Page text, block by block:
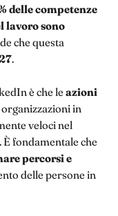
delle competenze
lavoro sono
che questa
.
è che le azioni
in
veloci nel
fondamentale che
percorsi e
delle persone in